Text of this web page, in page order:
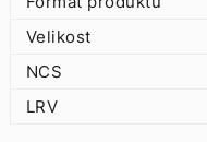
Velikost
NCS
LRV